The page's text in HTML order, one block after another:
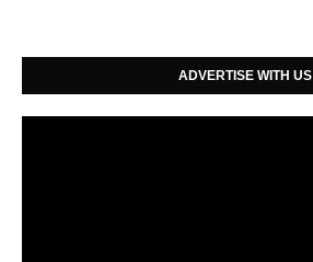
ADVERTISE WITH US